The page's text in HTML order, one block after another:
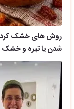
روش های خشک کردن
شدن یا تیره و خشک